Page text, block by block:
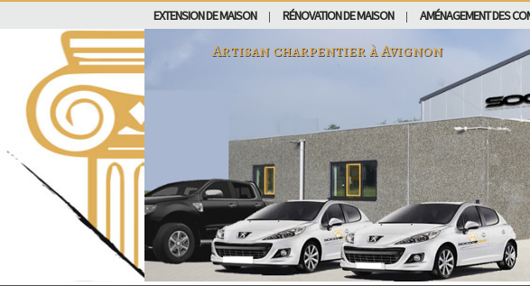
EXTENSION DE MAISON RÉNOVATION DE MAISON AMÉNAGEMENT DES
Artisan charpentier àAvignon